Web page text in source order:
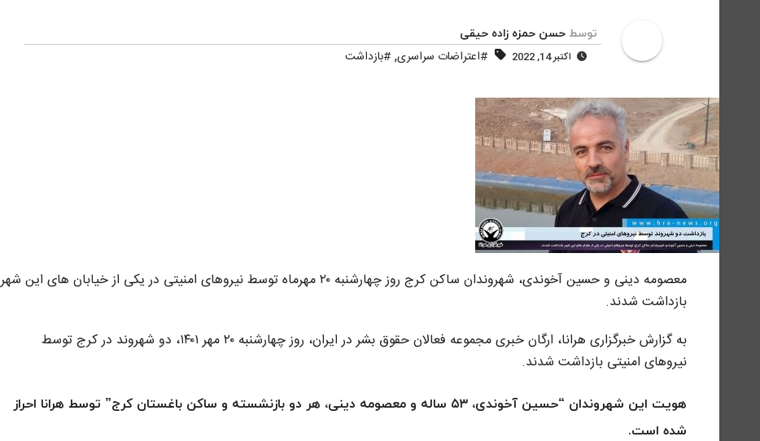
توسط حسن حمزه زاده حیقی
اکتبر 14, 2022 #اعتراضات سراسری, #بازداشت
معصومه دینی و حسین آخوندی، شهروندان ساکن کرج روز چهارشنبه ۲۰ مهرماه توسط نیروهای امنیتی در یکی از خیابان های این شهر
بازداشت شدند.
به گزارش خبرگزاری هرانا، ارگان خبری مجموعه فعالان حقوق بشر در ایران، روز چهارشنبه ۲۰ مهر ۱۴۰۱، دو شهروند در کرج توسط
نیروهای امنیتی بازداشت شدند.
هویت این شهروندان “حسین آخوندی، ۵۳ ساله و معصومه دینی، هر دو بازنشسته و ساکن باغستان کرج” توسط هرانا احراز
شده است.